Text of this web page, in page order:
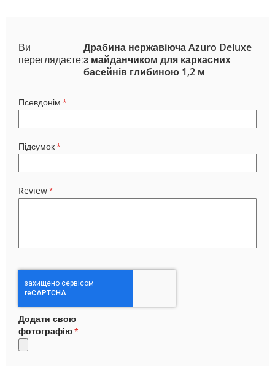
Ви
переглядаєте:
Драбина нержавіюча Azuro Deluxe
з майданчиком для каркасних
басейнів глибиною 1,2 м
Псевдонім
Підсумок
Review
Додати свою
фотографію